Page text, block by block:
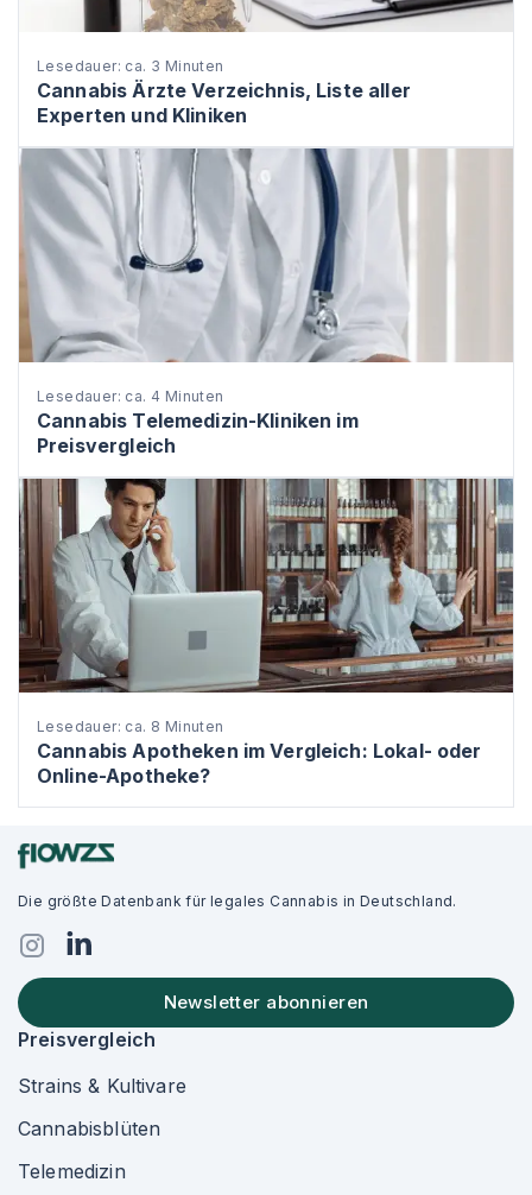
Lesedauer: ca. 3 Minuten
Cannabis Ärzte Verzeichnis, Liste aller
Experten und Kliniken
Lesedauer: ca. 4 Minuten
Cannabis Telemedizin-Kliniken im
Preisvergleich
Lesedauer: ca. 8 Minuten
Cannabis Apotheken im Vergleich: Lokal- oder
Online-Apotheke?
Die größte Datenbank für legales Cannabis in Deutschland.
Newsletter abonnieren
Preisvergleich
Strains & Kultivare
Cannabisblüten
Telemedizin